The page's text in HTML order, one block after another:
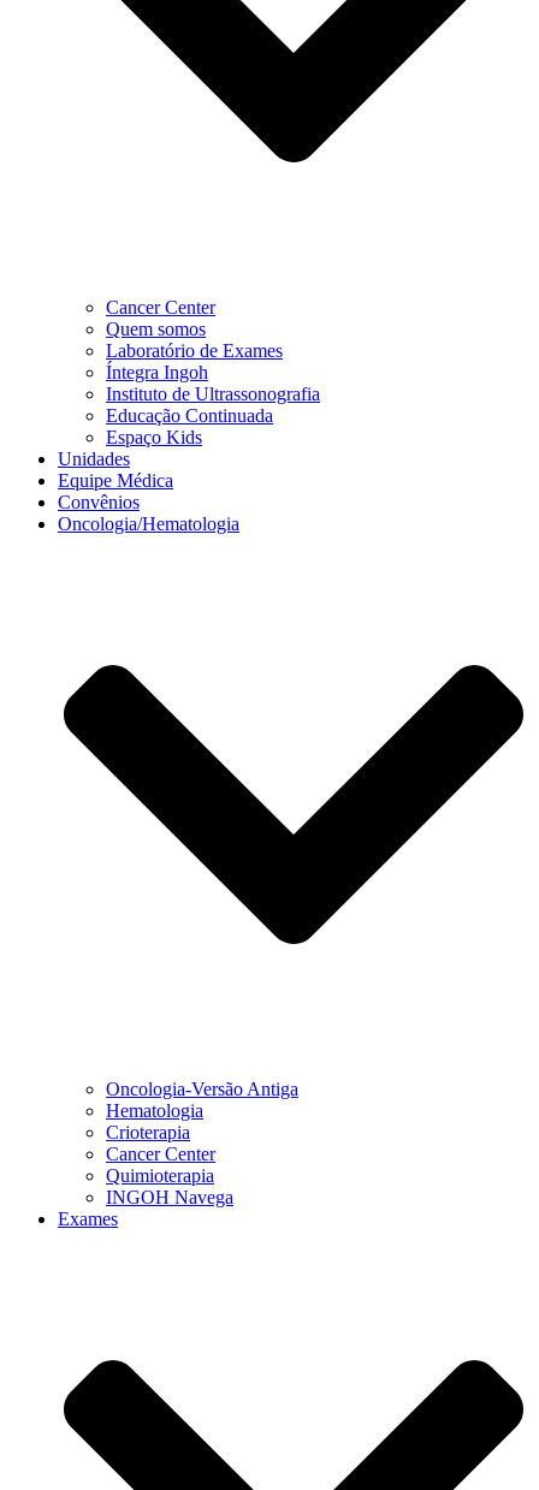
Cancer Center
Quem somos
Laboratório de Exames
Íntegra Ingoh
Instituto de Ultrassonografia
Educação Continuada
Espaço Kids
Unidades
Equipe Médica
Convênios
Oncologia/Hematologia
Oncologia-Versão Antiga
Hematologia
Crioterapia
Cancer Center
Quimioterapia
INGOH Navega
Exames